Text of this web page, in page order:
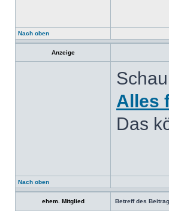
Nach oben
Anzeige
Alles
Das
Nach oben
ehem. Mitglied Betreff des